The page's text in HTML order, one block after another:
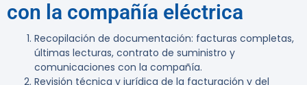
con la compañía eléctrica
Recopilación de documentación: facturas completas,
últimas lecturas, contrato de suministro y
comunicaciones con la compañía.
Revisión técnica y jurídica de la facturación y del